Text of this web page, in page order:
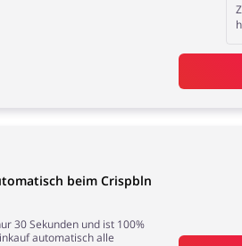
beim Crispbln
30 Sekunden und ist 100%
automatisch alle